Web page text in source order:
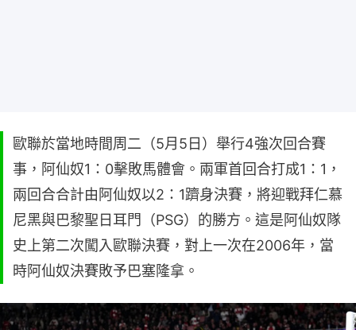
歐聯於當地時間周二（5月5日）舉行4強次回合賽
事，阿仙奴1：0擊敗馬體會。兩軍首回合打成1：1，
兩回合合計由阿仙奴以2：1躋身決賽，將迎戰拜仁慕
尼黑與巴黎聖日耳門（PSG）的勝方。這是阿仙奴隊
史上第二次闖入歐聯決賽，對上一次在2006年，當
時阿仙奴決賽敗予巴塞隆拿。